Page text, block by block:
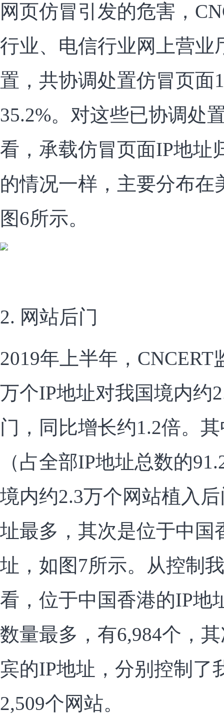
网页仿冒引发的危害，
行业、电信行业网上营业
置，共协调处置仿冒页面
35.2%。对这些已协调处
看，承载仿冒页面IP地址
的情况一样，主要分布在
图6所示。
2. 网站后门
2019年上半年，
万个IP地址对我国境内约
门，同比增长约1.2倍。
（占全部IP地址总数的
境内约2.3万个网站植入
址最多，其次是位于中国
址，如图7所示。从控制
看，位于中国香港的IP地
数量最多，有6,984个，
宾的IP地址，分别控制了
2,509个网站。